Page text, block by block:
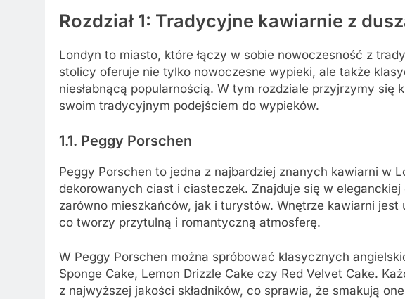
Rozdział 1: Tradycyjne kawiarnie z
Londyn to miasto, które łączy w sobie nowoczesność z
stolicy oferuje nie tylko nowoczesne wypieki, ale także
niesłabnącą popularnością. W tym rozdziale przyjrzymy się
swoim tradycyjnym podejściem do wypieków.
1.1. Peggy Porschen
Peggy Porschen to jedna z najbardziej znanych kawiarni w
dekorowanych ciast i ciasteczek. Znajduje się w
zarówno mieszkańców, jak i turystów. Wnętrze kawiarni
co tworzy przytulną i romantyczną atmosferę.
W Peggy Porschen można spróbować klasycznych
Sponge Cake, Lemon Drizzle Cake czy Red Velvet Cake.
z najwyższej jakości składników, co sprawia, że smakują